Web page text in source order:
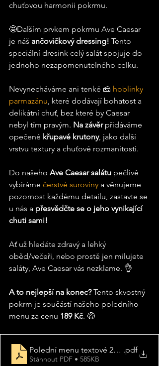
chuťovou harmonii pokrmu.
🤩Dalším prvkem pokrmu Ave Caesar
je náš ančovičkový dressing! Tento
speciální dresink celý salát spojuje do
jednoho nezapomenutelného celku.
Nevynecháváme ani tenké 🧀 hoblinky
parmazánu, které dodávají bohatost a
delikátní chuť, bez které by Caesar
nebyl tím pravým. Na závěr přidáváme
opečené křupavé krutony, jako další
vrstvu textury a chuťové rozmanitosti.
Do našeho Ave Caesar salátu pečlivě
vybíráme čerstvé suroviny a věnujeme
pozornost každému detailu, zastavte se
u nás a přesvědčte se o jeho vynikající
chuti sami!
Ať už hledáte zdravý a lehký
oběd/večeři, nebo prostě jen milujete
saláty, Ave Caesar vás nezklame. 👌
A to nejlepší na konec? Tento skvostný
pokrm je součástí našeho poledního
menu za cenu 189 Kč. 🤑
Polední menu textové 2024.pdf
Stáhnout PDF • 585KB